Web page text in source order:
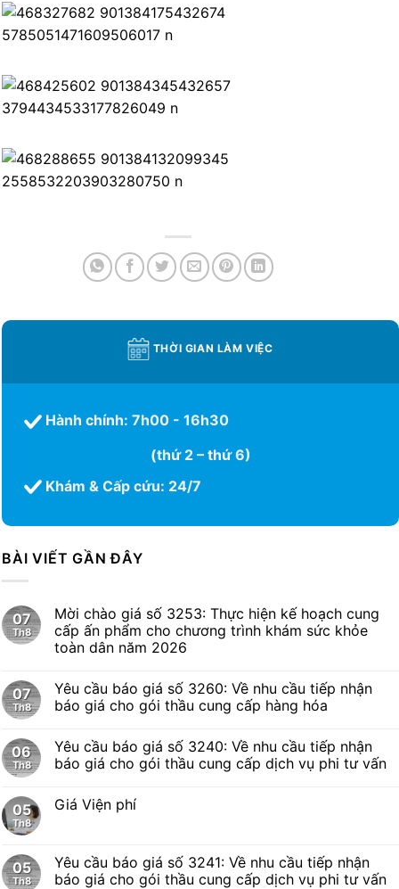
THỜI GIAN LÀM VIỆC
Hành chính: 7h00 - 16h30
(thứ 2 – thứ 6)
Khám & Cấp cứu: 24/7
BÀI VIẾT GẦN ĐÂY
07
Th8
Mời chào giá số 3253: Thực hiện kế hoạch cung
cấp ấn phẩm cho chương trình khám sức khỏe
toàn dân năm 2026
07
Th8
Yêu cầu báo giá số 3260: Về nhu cầu tiếp nhận
báo giá cho gói thầu cung cấp hàng hóa
06
Th8
Yêu cầu báo giá số 3240: Về nhu cầu tiếp nhận
báo giá cho gói thầu cung cấp dịch vụ phi tư vấn
05
Th8
Giá Viện phí
05
Th8
Yêu cầu báo giá số 3241: Về nhu cầu tiếp nhận
báo giá cho gói thầu cung cấp dịch vụ phi tư vấn